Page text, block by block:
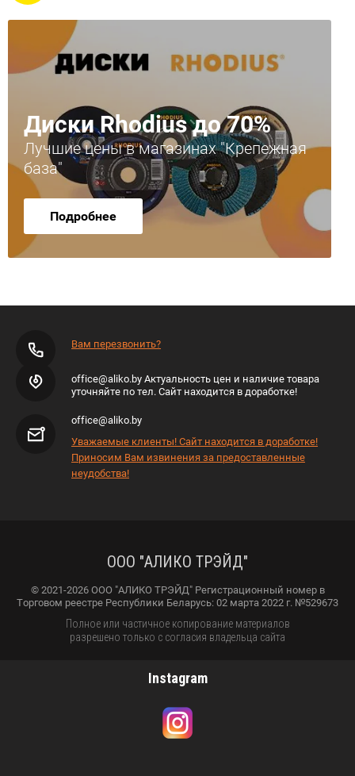
Диски Rhodius до 70%
Лучшие цены в магазинах "Крепежная
база"
Подробнее
Вам перезвонить?
office@aliko.by Актуальность цен и наличие товара
уточняйте по тел. Сайт находится в доработке!
office@aliko.by
Уважаемые клиенты! Сайт находится в доработке!
Приносим Вам извинения за предоставленные
неудобства!
ООО "АЛИКО ТРЭЙД"
© 2021-2026 ООО "АЛИКО ТРЭЙД" Регистрационный номер в
Торговом реестре Республики Беларусь: 02 марта 2022 г. №529673
Полное или частичное копирование материалов
разрешено только с согласия владельца сайта
Instagram